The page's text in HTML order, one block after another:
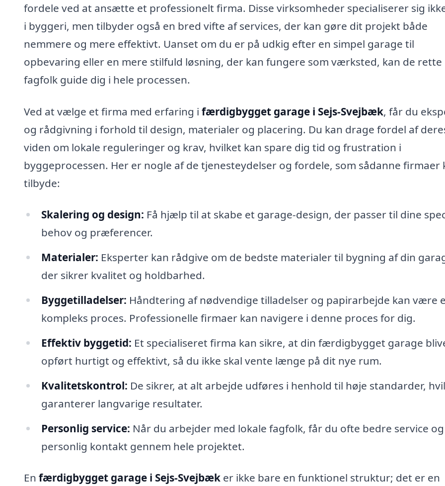
fordele ved at ansætte et professionelt firma. Disse virksomheder specialiserer sig
i byggeri, men tilbyder også en bred vifte af services, der kan gøre dit projekt både
nemmere og mere effektivt. Uanset om du er på udkig efter en simpel garage til
opbevaring eller en mere stilfuld løsning, der kan fungere som værksted, kan de rette
fagfolk guide dig i hele processen.
Ved at vælge et firma med erfaring i færdigbygget garage i Sejs-Svejbæk, får du
og rådgivning i forhold til design, materialer og placering. Du kan drage fordel af
viden om lokale reguleringer og krav, hvilket kan spare dig tid og frustration i
byggeprocessen. Her er nogle af de tjenesteydelser og fordele, som sådanne firmaer
tilbyde:
Skalering og design: Få hjælp til at skabe et garage-design, der passer til dine
behov og præferencer.
Materialer: Eksperter kan rådgive om de bedste materialer til bygning af din
der sikrer kvalitet og holdbarhed.
Byggetilladelser: Håndtering af nødvendige tilladelser og papirarbejde kan være
kompleks proces. Professionelle firmaer kan navigere i denne proces for dig.
Effektiv byggetid: Et specialiseret firma kan sikre, at din færdigbygget garage
opført hurtigt og effektivt, så du ikke skal vente længe på dit nye rum.
Kvalitetskontrol: De sikrer, at alt arbejde udføres i henhold til høje standarder,
garanterer langvarige resultater.
Personlig service: Når du arbejder med lokale fagfolk, får du ofte bedre service og
personlig kontakt gennem hele projektet.
En færdigbygget garage i Sejs-Svejbæk er ikke bare en funktionel struktur; det er en